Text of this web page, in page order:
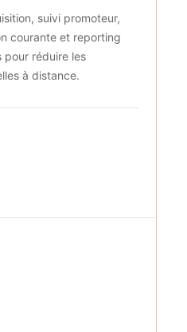
suivi promoteur,
courante et reporting
réduire les
à distance.